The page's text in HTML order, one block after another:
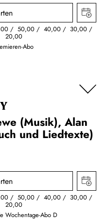
50,00 40,00 30,00
20,00
Abo
(Musik), Alan
und Liedtexte)
50,00 40,00 30,00
20,00
Wochentage-Abo D